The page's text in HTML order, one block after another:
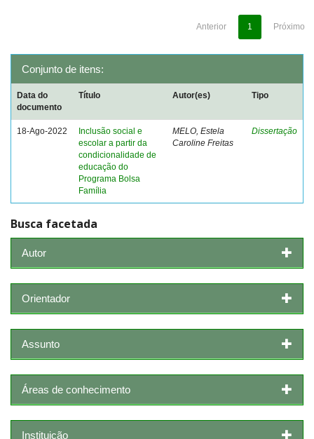
Anterior 1 Próximo
Conjunto de itens:
Data do
documento
Título Autor(es) Tipo
18-Ago-2022
Inclusão social e
escolar a partir da
condicionalidade de
educação do
Programa Bolsa
Família
MELO, Estela
Caroline Freitas
Dissertação
Busca facetada
Autor
Orientador
Assunto
Áreas de conhecimento
Instituição